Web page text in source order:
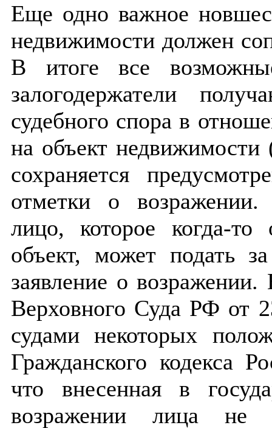
Еще одно важное
недвижимости должен
В итоге все
залогодержатели
судебного спора в
на объект
сохраняется
отметки о
лицо, которое когда-
объект, может подать
заявление о
Верховного Суда РФ от
судами некоторых
Гражданского кодекса
что внесенная в
возражении лица не